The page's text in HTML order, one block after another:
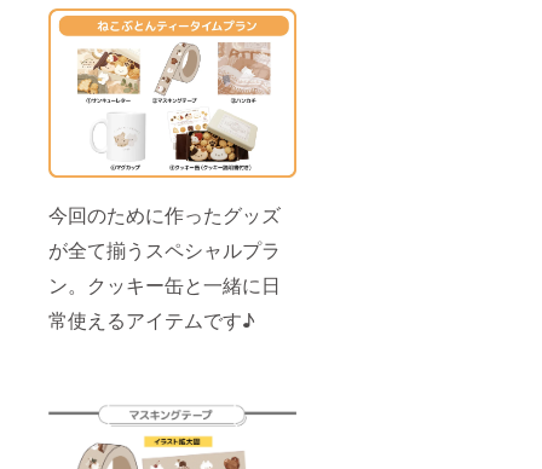
今回のために作ったグッズ
が全て揃うスペシャルプラ
ン。クッキー缶と一緒に日
常使えるアイテムです♪